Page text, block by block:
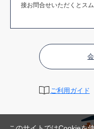
接お問合せいただくとスム
ご利用ガイド